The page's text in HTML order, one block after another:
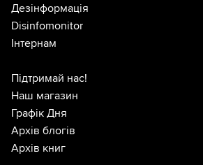
Дезінформація
Disinfomonitor
Інтернам
Підтримай нас!
Наш магазин
Графік Дня
Архів блогів
Архів книг